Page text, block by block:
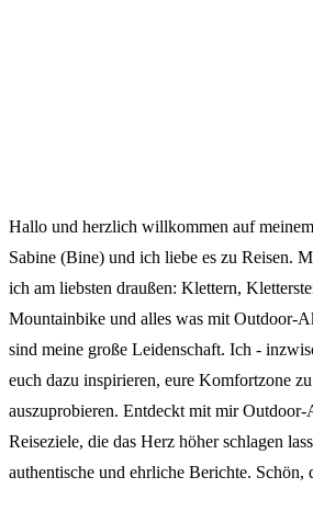
Hallo und herzlich willkommen auf
Sabine (Bine) und ich liebe es zu Reisen.
ich am liebsten draußen: Klettern,
Mountainbike und alles was mit Outdoor-
sind meine große Leidenschaft. Ich -
euch dazu inspirieren, eure Komfortzone
auszuprobieren. Entdeckt mit mir
Reiseziele, die das Herz höher schlagen
authentische und ehrliche Berichte. Schön,